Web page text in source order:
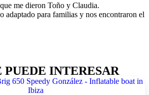
me dieron Toño y Claudia.
adaptado para familias y nos encontraron el
INTERESAR